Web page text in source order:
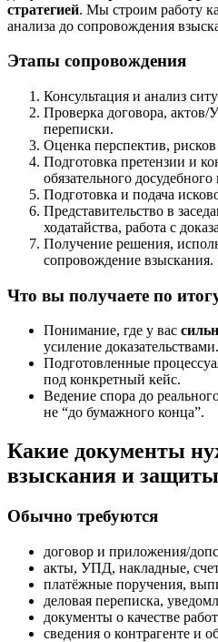
стратегией. Мы строим работу
анализа до сопровождения
Этапы сопровождения
Консультация и анализ
Проверка договора,
переписки.
Оценка перспектив,
Подготовка претензии и
обязательного
Подготовка и подача
Представительство в
ходатайства, работа с
Получение решения,
сопровождение взыскания.
Что вы получаете по
Понимание, где у вас
усиление доказательствами.
Подготовленные
под конкретный кейс.
Ведение спора до
не “до бумажного конца”.
Какие документы
взыскания и
Обычно требуются
договор и приложения/
акты, УПД, накладные,
платёжные поручения,
деловая переписка,
документы о качестве
сведения о контрагенте и